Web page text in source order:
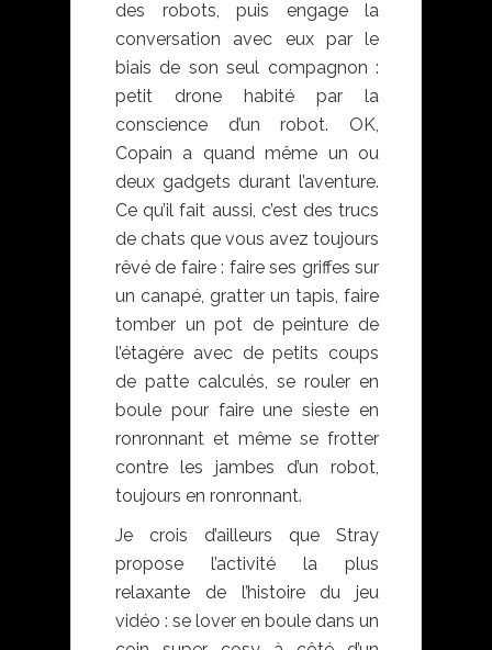
des robots, puis engage la
conversation avec eux par le
biais de son seul compagnon :
petit drone habité par la
conscience d’un robot. OK,
Copain a quand même un ou
deux gadgets durant l’aventure.
Ce qu’il fait aussi, c’est des trucs
de chats que vous avez toujours
rêvé de faire : faire ses griffes sur
un canapé, gratter un tapis, faire
tomber un pot de peinture de
l’étagère avec de petits coups
de patte calculés, se rouler en
boule pour faire une sieste en
ronronnant et même se frotter
contre les jambes d’un robot,
toujours en ronronnant.
Je crois d’ailleurs que Stray
propose l’activité la plus
relaxante de l’histoire du jeu
vidéo : se lover en boule dans un